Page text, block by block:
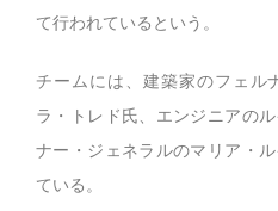
て行われているという。
チームには、建築家のフェル
ラ・トレド氏、エンジニアの
ナー・ジェネラルのマリア・
ている。